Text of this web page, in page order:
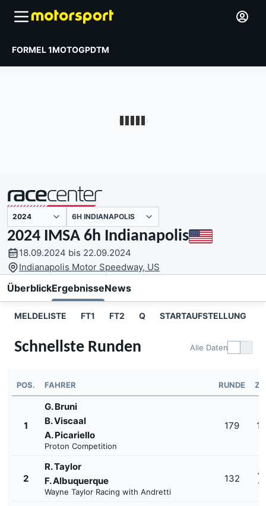
FORMEL 1MOTOGPDTM
6H INDIANAPOLIS
2024 IMSA 6h Indianapolis
18.09.2024 bis 22.09.2024
Indianapolis Motor Speedway, US
ÜberblickErgebnisseNews
MELDELISTE FT1 FT2 Q STARTAUFSTELLUNG
Schnellste Runden Alle Daten
POS. FAHRER RUNDE
1
G. Bruni
B. Viscaal
A. Picariello
Proton Competition
179
2
R. Taylor
F. Albuquerque
Wayne Taylor Racing with Andretti
132